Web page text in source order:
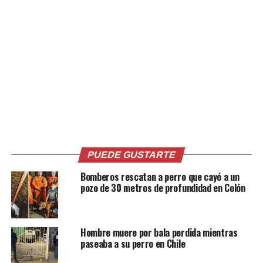
PUEDE GUSTARTE
Bomberos rescatan a perro que cayó a un
pozo de 30 metros de profundidad en Colón
Hombre muere por bala perdida mientras
paseaba a su perro en Chile